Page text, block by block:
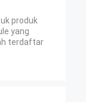
produk
yang
terdaftar